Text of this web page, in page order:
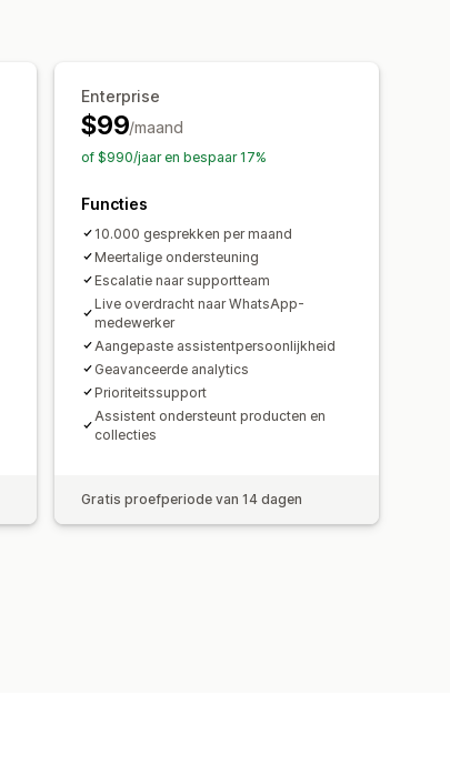
Enterprise
$99/maand
of $990/jaar en bespaar 17%
Functies
10.000 gesprekken per maand
Meertalige ondersteuning
Escalatie naar supportteam
Live overdracht naar WhatsApp-
medewerker
Aangepaste assistentpersoonlijkheid
Geavanceerde analytics
Prioriteitssupport
Assistent ondersteunt producten en
collecties
Gratis proefperiode van 14 dagen